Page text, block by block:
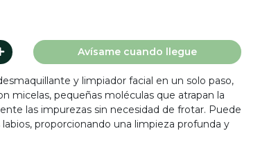
Avísame cuando llegue
y limpiador facial en un solo paso,
micelas, pequeñas moléculas que atrapan la
las impurezas sin necesidad de frotar. Puede
proporcionando una limpieza profunda y